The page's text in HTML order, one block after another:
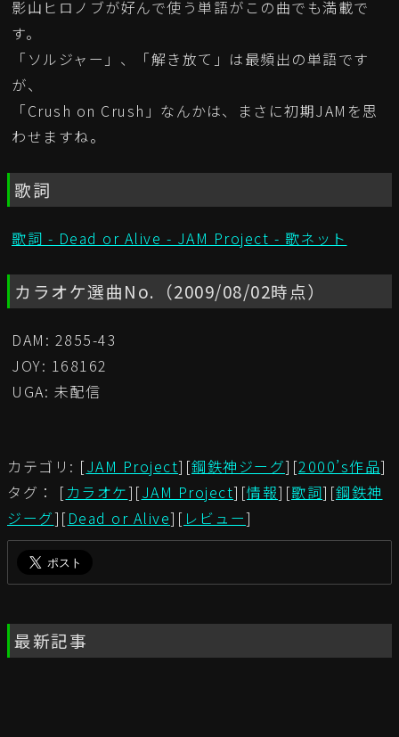
影山ヒロノブが好んで使う単語がこの曲でも満載で
す。
「ソルジャー」、「解き放て」は最頻出の単語です
が、
「Crush on Crush」なんかは、まさに初期JAMを思
わせますね。
歌詞
歌詞 - Dead or Alive - JAM Project - 歌ネット
カラオケ選曲No.（2009/08/02時点）
DAM: 2855-43
JOY: 168162
UGA: 未配信
カテゴリ: [JAM Project][鋼鉄神ジーグ][2000’s作品]
タグ： [カラオケ][JAM Project][情報][歌詞][鋼鉄神
ジーグ][Dead or Alive][ レビュー]
最新記事